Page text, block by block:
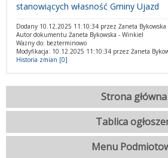
stanowiących własność Gminy Ujazd
Dodany 10.12.2025 11:10:34 przez Żaneta
Autor dokumentu Żaneta Bykowska - Winkiel
Ważny do: bezterminowo
Modyfikacja: 10.12.2025 11:10:34 przez Żaneta
Historia zmian [0]
Strona główna
Tablica
Menu